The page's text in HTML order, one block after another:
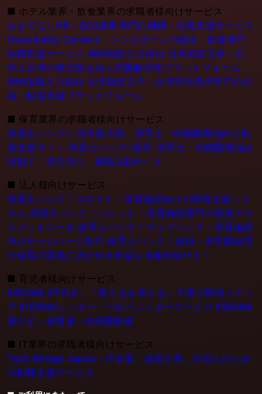
■ ホテル業界・飲食業界の求職者様向けサービス
おもてなしHR - 宿泊業界専門の就職・転職支援サービス
Hospitality Careers - シンガポールの宿泊・飲食専門
転職支援サービス 886旅館人力銀行 日本旅館工作 - 日
本と台湾の観光業を結ぶ課題解決型プラットフォーム
886旅館人力銀行 台湾旅館工作 - 台湾宿泊業界専門の就
職・転職支援プラットフォーム
■ 保育業界の求職者様向けサービス
保育士バンク! -日本最大級。保育士・幼稚園教論向け転
職支援サイト 保育士バンク! 新卒-保育士・幼稚園教論を
目指す「学生向け」就職活動サイト
■ 法人様向けサービス
保育士バンク！コネクト - 保育施設向けの業務支援シス
テム 保育士バンク！パレット - 保育施設専門の職員マネ
ジメントツール 保育士バンク！ウェブパック - 保育施設
向けホームページ制作 保育士バンク！総研 - 保育園経営
や保育の実務に活かせる有益な情報発信サイト
■ 育児者様向けサービス
KIDSNA STYLE - 「育てるを考える」子育て情報メディ
ア KIDSNAシッター - ベビーシッターサービス KIDSNA
園ナビ - 保育園・幼稚園検索
■ IT業界の求職者様向けサービス
Tech Bridge Japan - IT企業、成長企業、外国人のため
の転職支援サービス